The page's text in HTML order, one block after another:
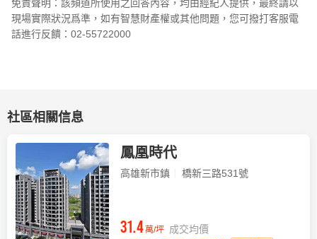
免責聲明：該頻道所使用之回答內容，均由經紀人提供，最終請以
現場實際狀況爲準，如有智慧財產權或其他問題，您可撥打客服電
話進行反饋：02-55722000
社區相關信息
鳳凰時代
高雄新市鎮 橋新三路531號
31.4萬/坪 成交均價